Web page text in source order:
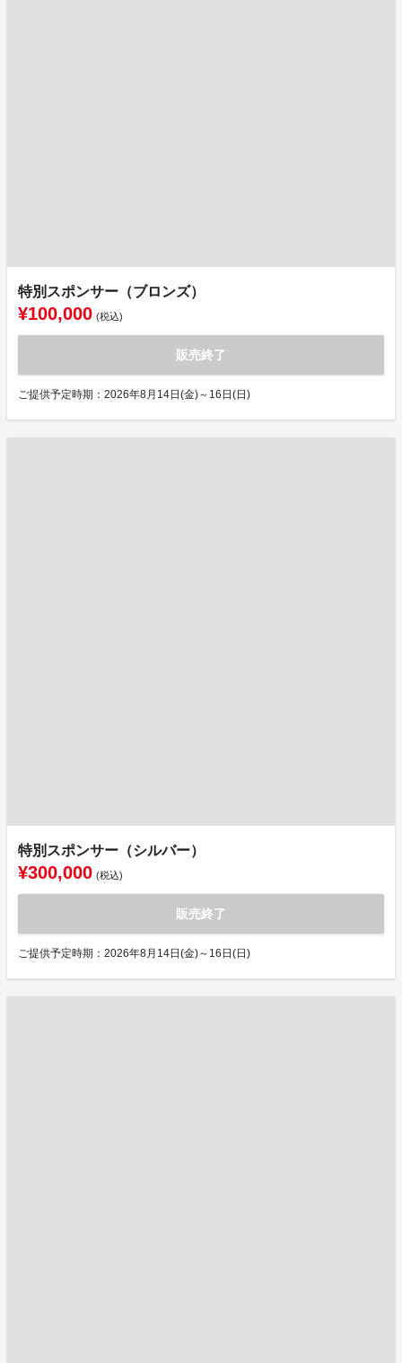
特別スポンサー（ブロンズ）
¥100,000 (税込)
販売終了
ご提供予定時期：2026年8月14日(金)～16日(日)
特別スポンサー（シルバー）
¥300,000 (税込)
販売終了
ご提供予定時期：2026年8月14日(金)～16日(日)